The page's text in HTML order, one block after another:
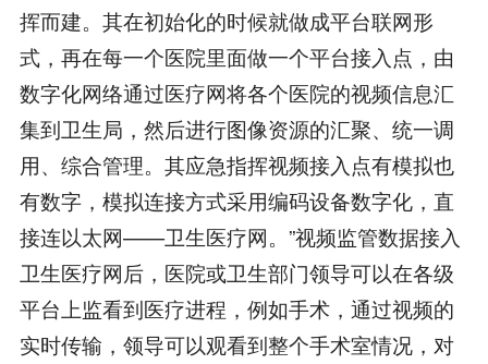
挥而建。其在初始化的时候就做成平台联网形
式，再在每一个医院里面做一个平台接入点，由
数字化网络通过医疗网将各个医院的视频信息汇
集到卫生局，然后进行图像资源的汇聚、统一调
用、综合管理。其应急指挥视频接入点有模拟也
有数字，模拟连接方式采用编码设备数字化，直
接连以太网——卫生医疗网。”视频监管数据接入
卫生医疗网后，医院或卫生部门领导可以在各级
平台上监看到医疗进程，例如手术，通过视频的
实时传输，领导可以观看到整个手术室情况，对